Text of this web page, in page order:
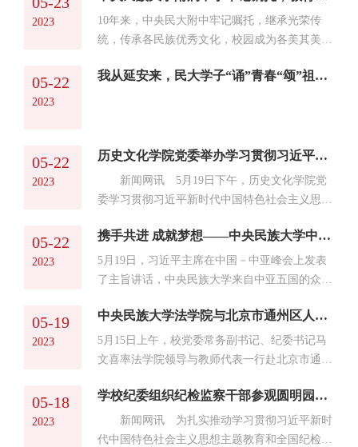
发展”新时代民族院校图书馆工作研讨会顺利召
开。来自全国民族地区37个高校的57名图书馆代
事、高等学校图书馆分会副主任委员刘后滨在开
2023
10年来，中央民大附中牢记嘱托，继承光荣传
统，传承各民族优秀文化，校园成为各美其美、
05-22
2023
我从延安来，民大学子“诵”青春“颂”祖国！
05-22
2023
历史文化学院党委举办学习贯彻习近平新时代中国特色社会主义思想主题教育理论学习——《团结奋进新时代——我看到的两会》主题党课
新闻网讯 5月19日下午，历史文化学院党
委学习贯彻习近平新时代中国特色社会主义思想
会》主题党课在学院会议室开讲。此次党课由全
国政协委员、中央民族大学党委委员、历史文化
学院蒙曼教授主讲，学院全体教职工线上线下与
会”主题展开讲解，她指出，今年是全面贯彻党
的二十大精神的开局之年，今年两会是将党的主
张转化为国家意志、把中国式现代化的宏伟蓝图
议。...
05-22
2023
携手共进 成就梦想——中央民族大学中亚国家留学生聚焦中国-中亚峰会
5月19日，习近平主席在中国－中亚峰会上发表
了主旨讲话，中央民族大学来自中亚五国的众多
新闻并表达了自己的心声。 “中国国家主席
习近平在西安市主持中国－中亚峰会。我看到我
们国家的总统托卡耶夫也来参加了这次峰会。
之路经济带’倡议，至今已经十年了。我希望在
这次峰会之后，中国和哈萨克斯坦的关系更加紧
密，经济贸易往来更加频繁，...
05-19
2023
中央民族大学法学院与北京市通州区人民检察院举行签约暨“行政检察研究基地”揭牌仪式
5月15日上午，校党委常务副书记、纪委书记马
文喜率法学院领导与教师代表一行赴北京市通州
法学人才培养等方面进行座谈，通州区人民检察
院为法学院检察理论研究导师颁发聘书，双方签
订共建协议，并共同为“行政检察研究基地”揭
05-18
2023
学校纪委组织纪检监察干部参观圆明园廉政文化基地
新闻网讯 为扎实推动学习贯彻习近平新时
代中国特色社会主义思想主题教育和全国纪检监